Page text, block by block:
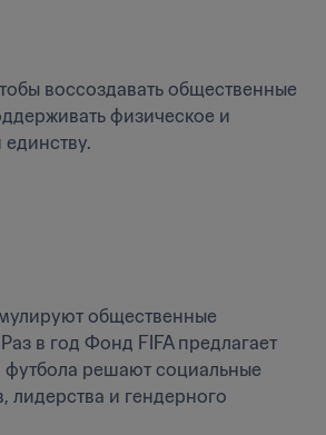
воссоздавать общественные
физическое и
общественные
в год Фонд FIFA предлагает
футбола решают социальные
и гендерного